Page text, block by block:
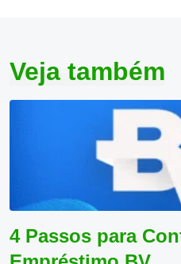
Veja também
4 Passos para